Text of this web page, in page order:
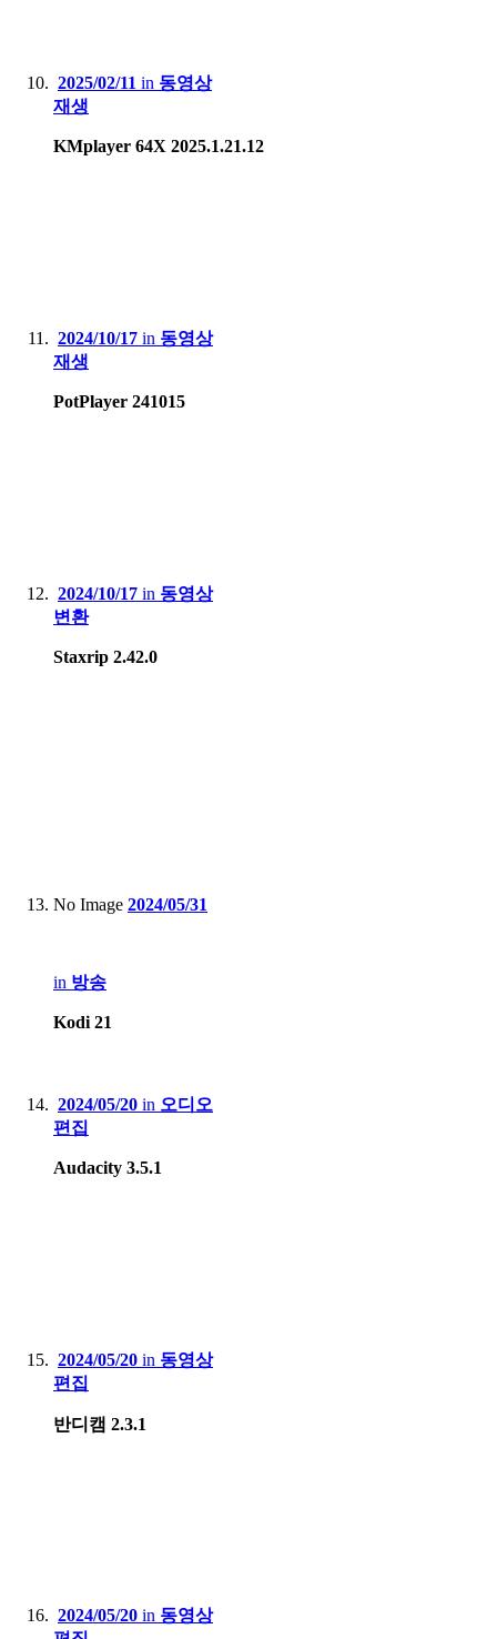
2025/02/11 in 동영상
재생
KMplayer 64X 2025.1.21.12
2024/10/17 in 동영상
재생
PotPlayer 241015
2024/10/17 in 동영상
변환
Staxrip 2.42.0
No Image 2024/05/31
in 방송
Kodi 21
2024/05/20 in 오디오
편집
Audacity 3.5.1
2024/05/20 in 동영상
편집
반디캠 2.3.1
2024/05/20 in 동영상